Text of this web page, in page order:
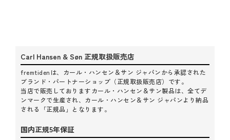
座面は職人の手作業で丁寧に編み込まれたペーパーコー
ド。丈夫で長く使えるうえ、経年変化も楽しめます。
fremtidenでは、Yチェアを常設展示しており、実際に座り
心地を確かめてからお選びいただけます。また、店内併設
のアトリエには専任クラフツマンが常駐しており、ご購入
後のメンテナンスや張り替えのご相談も可能。北欧家具を
Carl Hansen & Søn 正規取扱販売店
fremtidenは、カール・ハンセン＆サン ジャパンから承認された
ブランド・パートナーショップ（正規取扱販売店）です。
当店で販売しておりますカール・ハンセン＆サン製品は、全てデ
ンマークで生産され、カール・ハンセン＆サン ジャパンより納品
される「正規品」となります。
国内正規5年保証